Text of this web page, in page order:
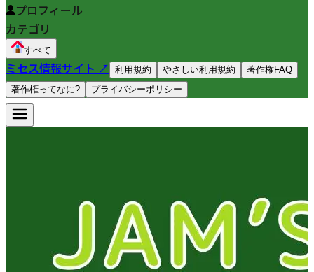
プロフィール
カテゴリ
すべて
ミセス情報サイト ↗ 利用規約 やさしい利用規約
著作権FAQ
著作権ってなに?
プライバシーポリシー